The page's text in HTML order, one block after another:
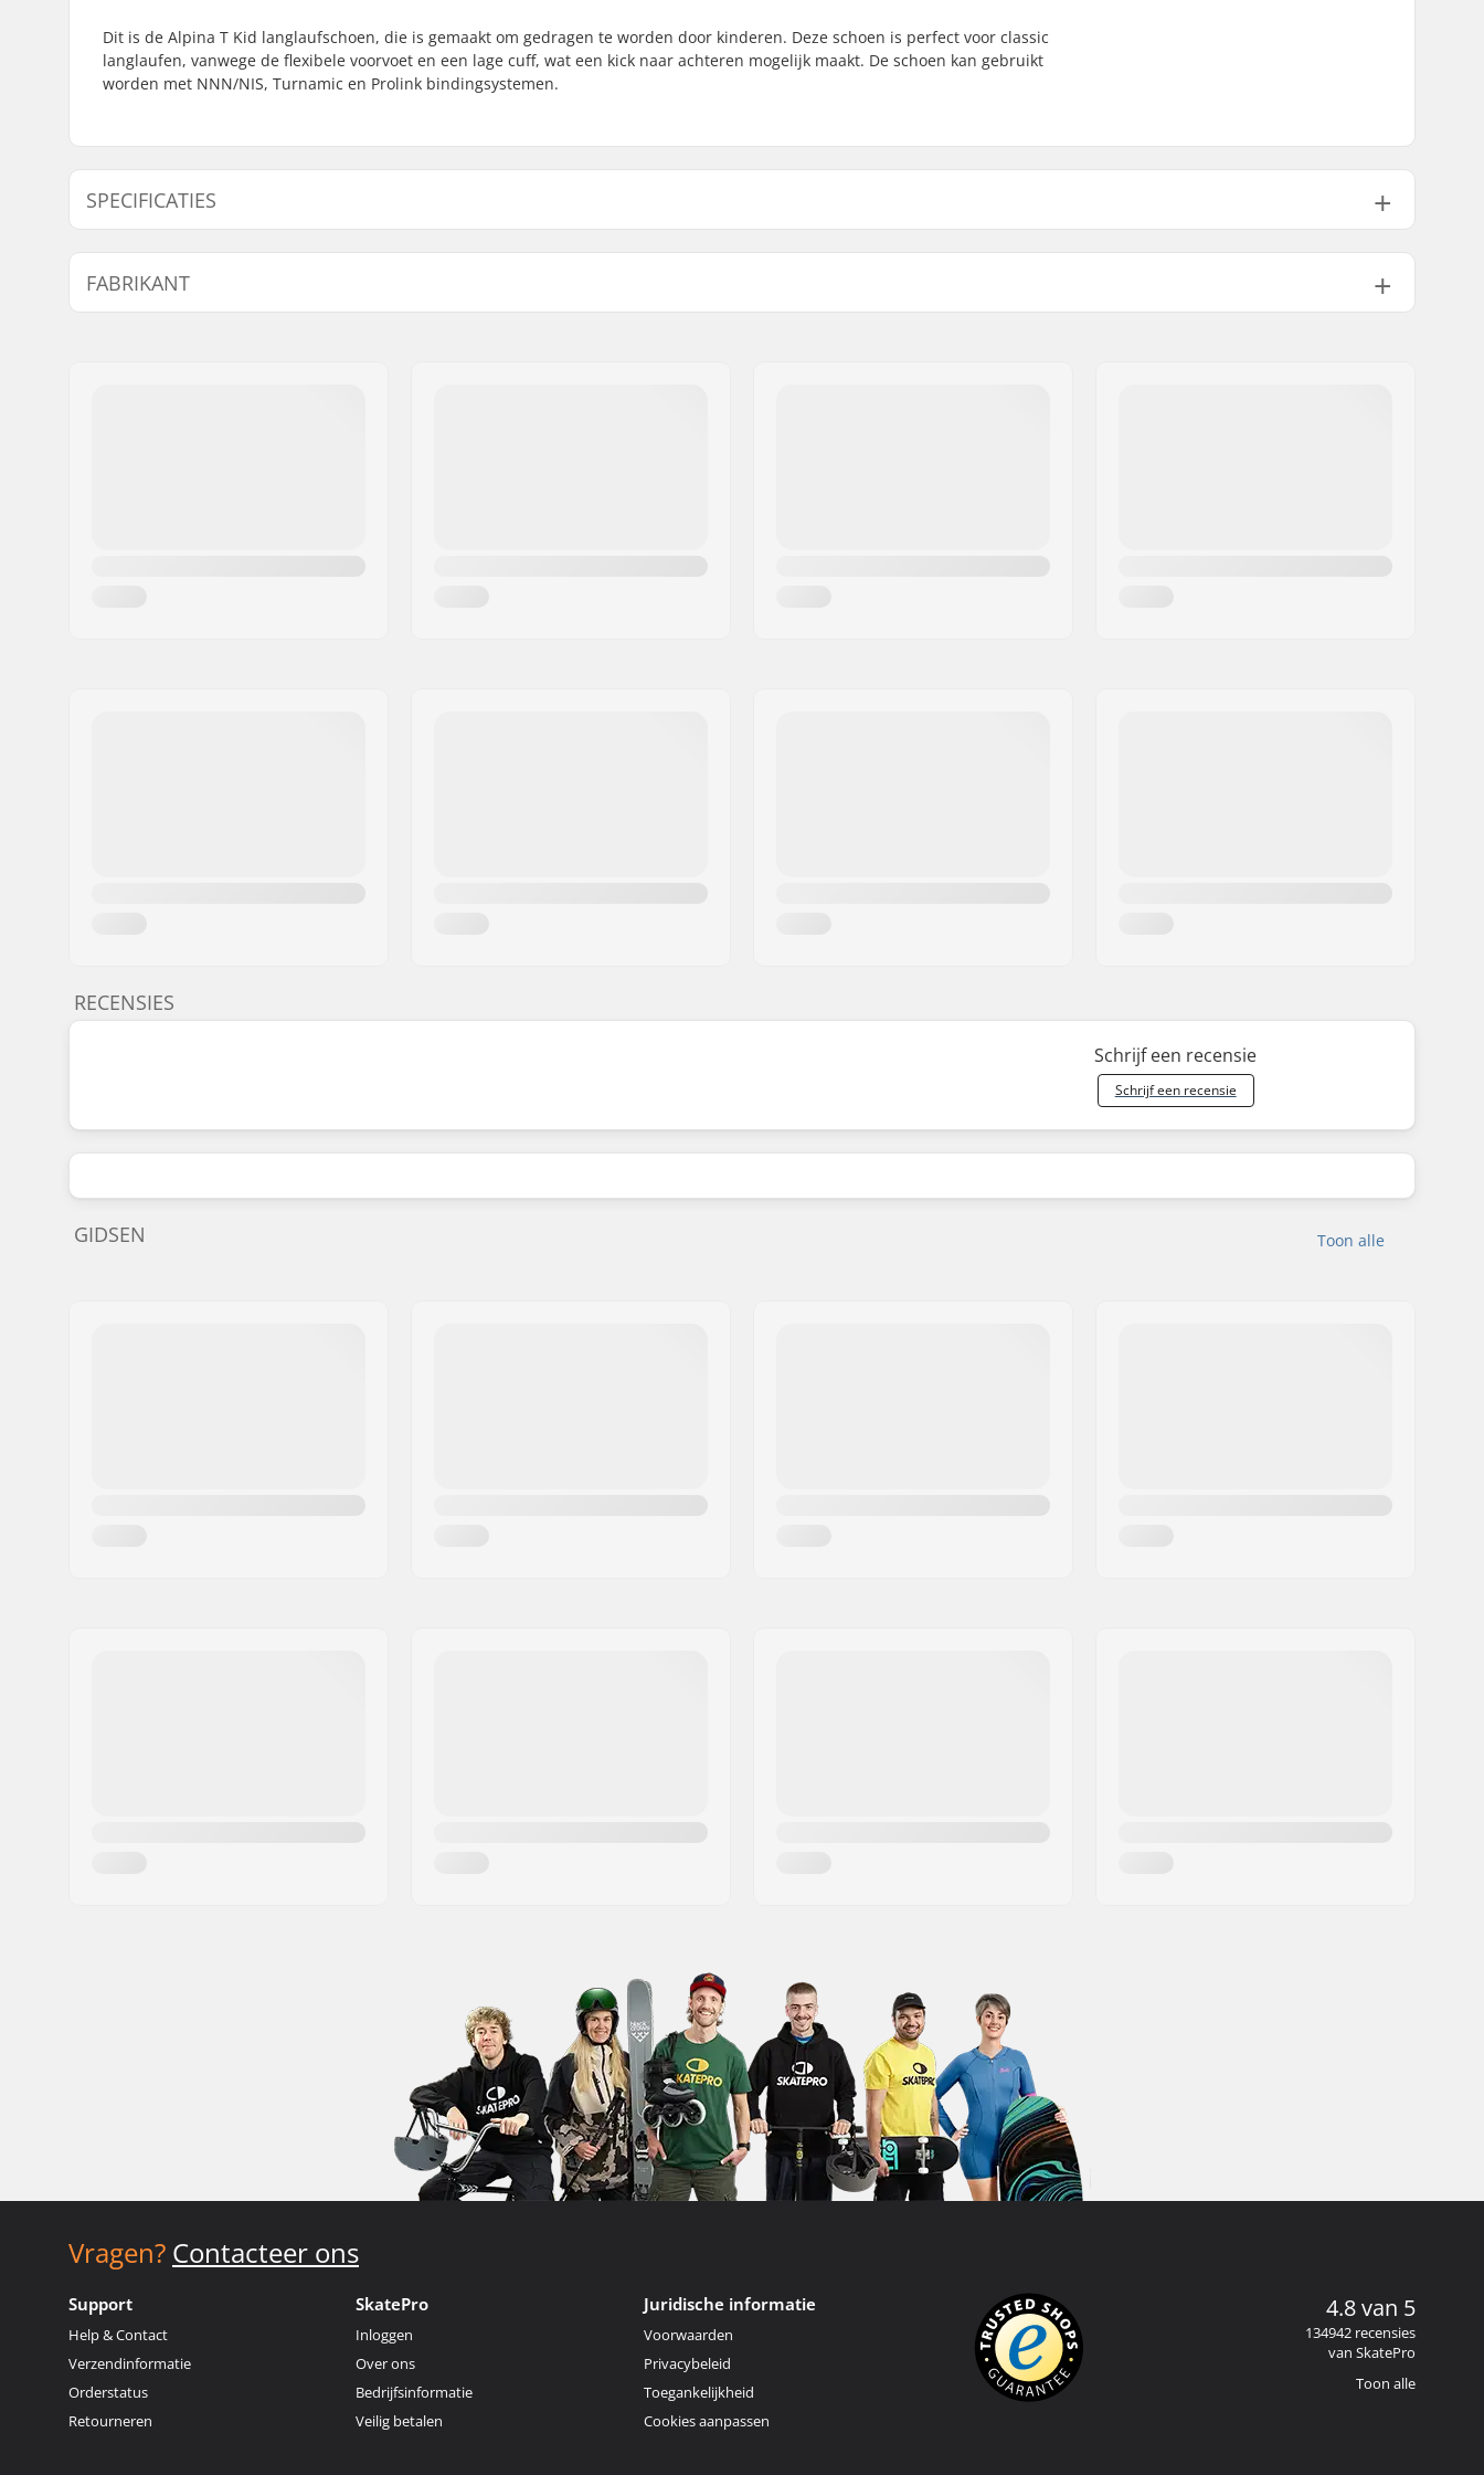
Dit is de Alpina T Kid langlaufschoen, die is gemaakt om gedragen te worden door kinderen. Deze schoen is perfect voor classic
langlaufen, vanwege de flexibele voorvoet en een lage cuff, wat een kick naar achteren mogelijk maakt. De schoen kan gebruikt
worden met NNN/NIS, Turnamic en Prolink bindingsystemen.
SPECIFICATIES
Compatibel Binding Systeem: NNN/NIS,Turnamic,Prolink
Ski Type:
Geslacht: Kids
FABRIKANT
RECENSIES
Schrijf een recensie
Schrijf een recensie
Toon alle
GIDSEN
Vragen? Contacteer ons
Support
Help & Contact
Verzendinformatie
Orderstatus
Retourneren
SkatePro
Inloggen
Over ons
Bedrijfsinformatie
Veilig betalen
Juridische informatie
Voorwaarden
Privacybeleid
Toegankelijkheid
Cookies aanpassen
4.8 van 5
134942 recensies
van SkatePro
Toon alle